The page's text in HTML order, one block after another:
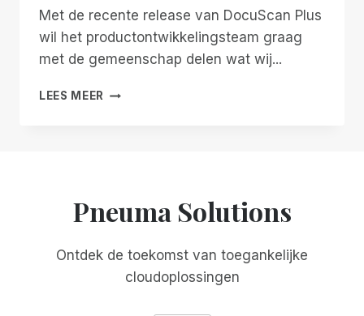
Met de recente release van DocuScan Plus
wil het productontwikkelingsteam graag
met de gemeenschap delen wat wij...
LEES MEER CROWDSOURCING
Pneuma Solutions
Ontdek de toekomst van toegankelijke
cloudoplossingen